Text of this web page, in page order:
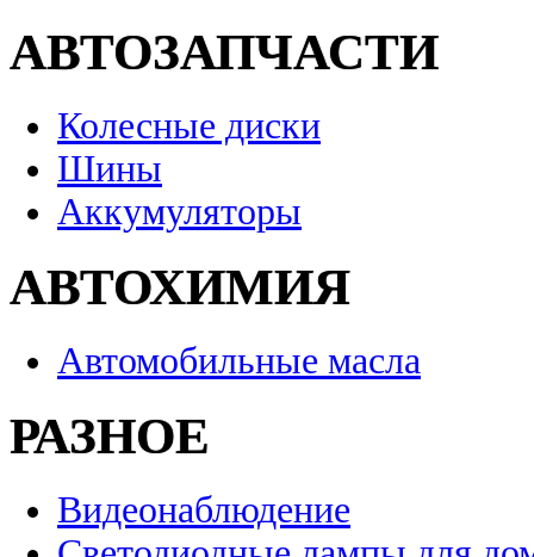
АВТОЗАПЧАСТИ
Колесные диски
Шины
Аккумуляторы
АВТОХИМИЯ
Автомобильные масла
РАЗНОЕ
Видеонаблюдение